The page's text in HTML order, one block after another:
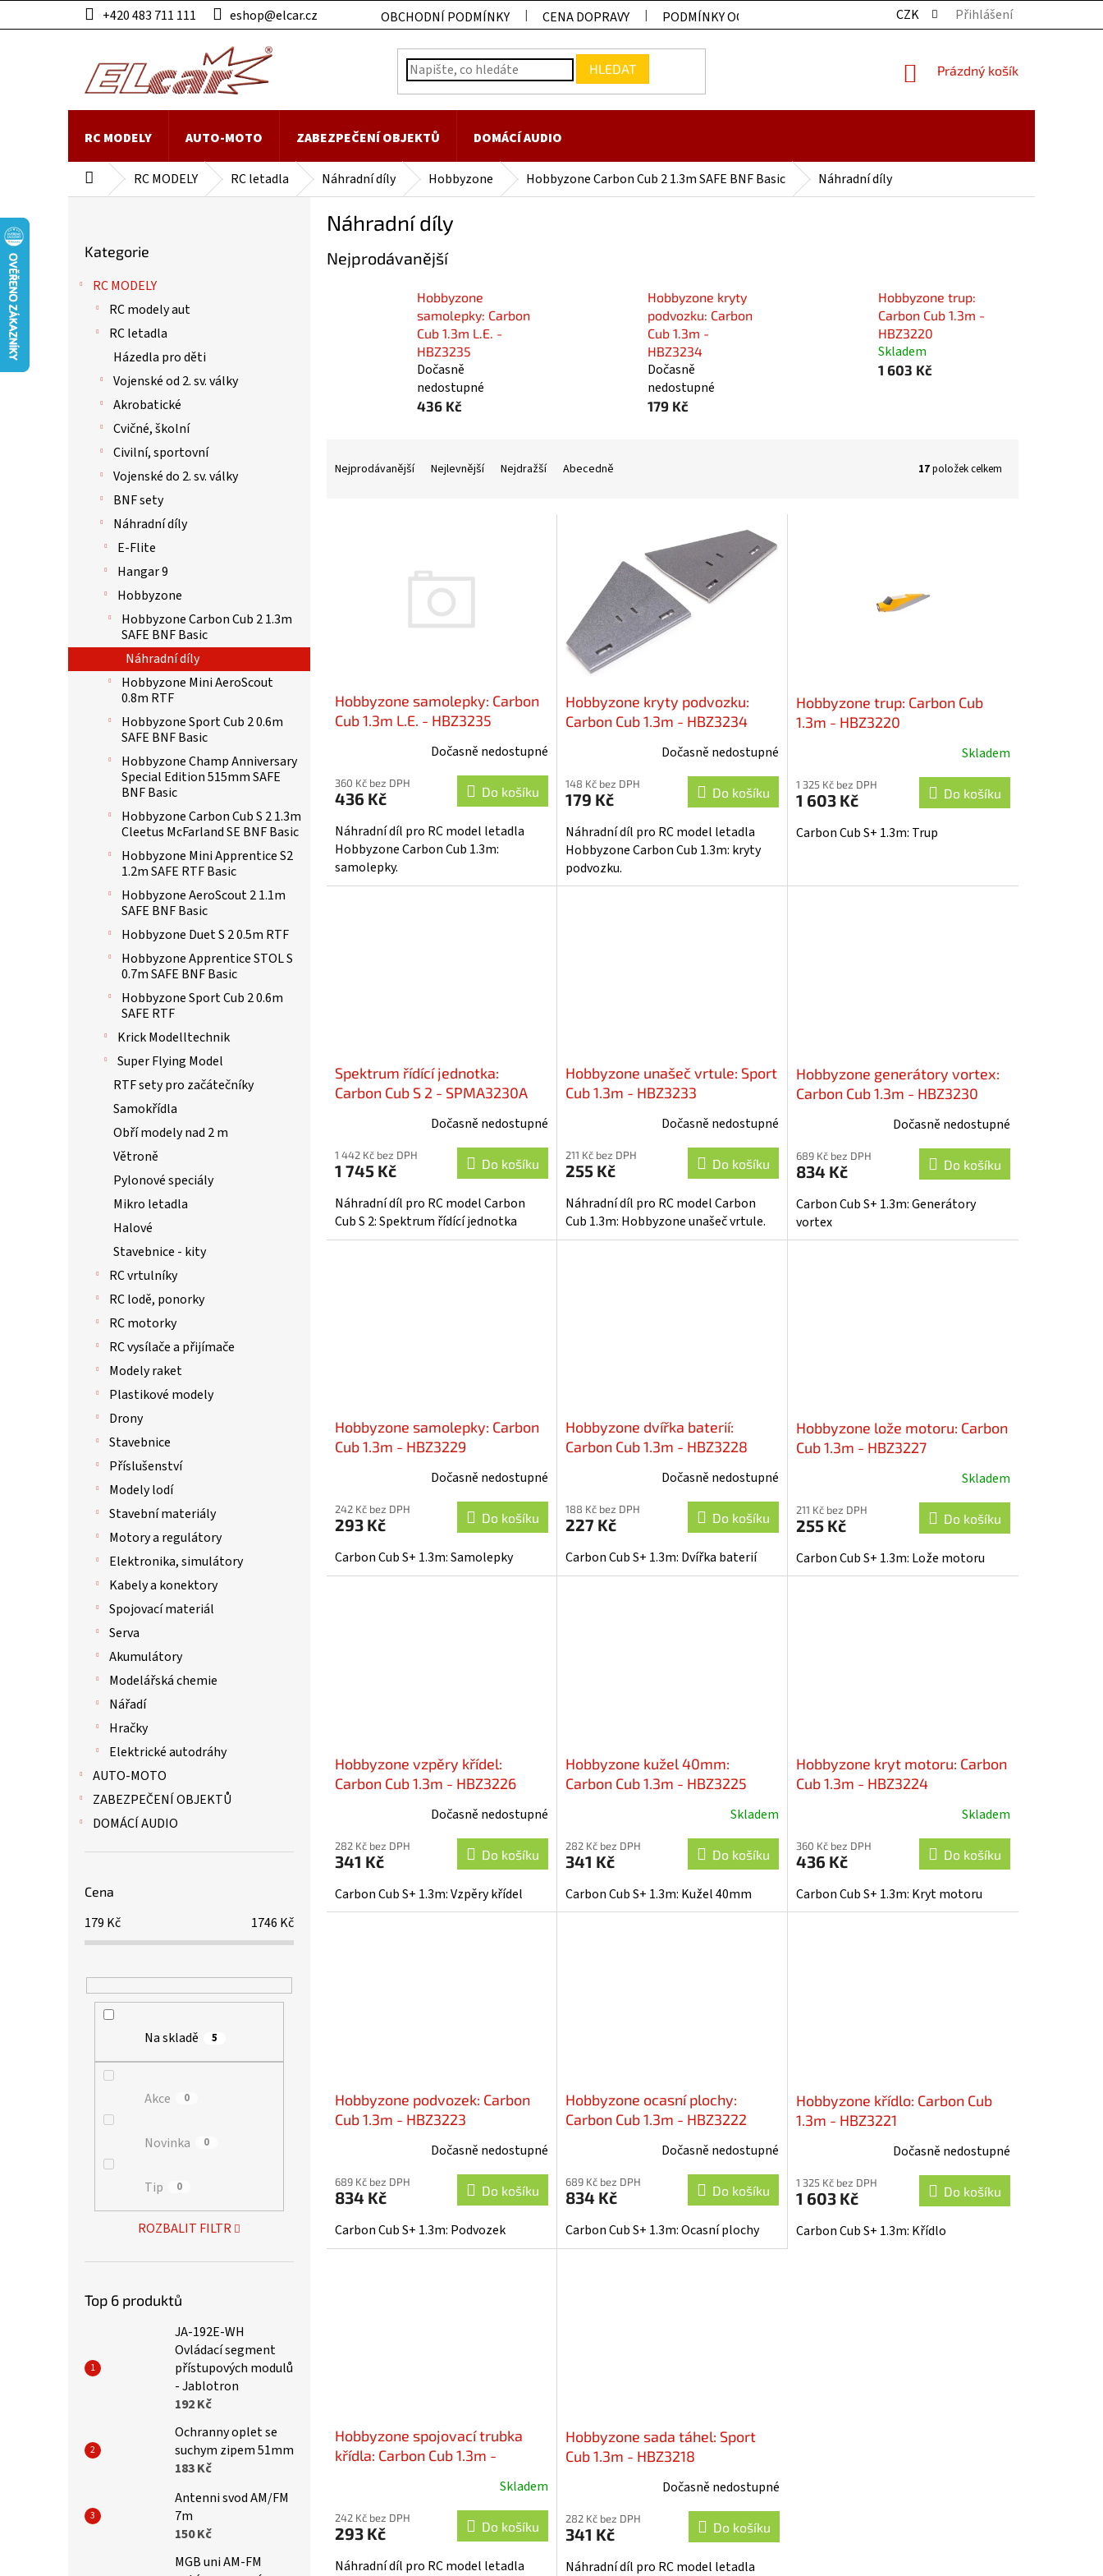
na
+420 483 711 111 eshop@elcar.cz OBCHODNÍ PODMÍNKY CENA DOPRAVY PODMÍNKY OCHRANY OSOBNÍCH ÚDAJŮ KONTAKTY
CZK Přihlášení
HLEDAT
NÁKUPNÍ
Prázdný košík
RC MODELY AUTO-MOTO ZABEZPEČENÍ OBJEKTŮ DOMÁCÍ AUDIO
Domů RC MODELY RC letadla Náhradní díly Hobbyzone Hobbyzone Carbon Cub 2 1.3m SAFE BNF Basic Náhradní díly
kategorie
Kategorie
RC MODELY
RC modely aut
RC letadla
Házedla pro děti
Vojenské od 2. sv. války
Akrobatické
Cvičné, školní
Civilní, sportovní
Vojenské do 2. sv. války
BNF sety
Náhradní díly
E-Flite
Hangar 9
Hobbyzone
Hobbyzone Carbon Cub 2 1.3m
SAFE BNF Basic
Náhradní díly
Hobbyzone Mini AeroScout
0.8m RTF
Hobbyzone Sport Cub 2 0.6m
SAFE BNF Basic
Hobbyzone Champ Anniversary
Special Edition 515mm SAFE
BNF Basic
Hobbyzone Carbon Cub S 2 1.3m
Cleetus McFarland SE BNF Basic
Hobbyzone Mini Apprentice S2
1.2m SAFE RTF Basic
Hobbyzone AeroScout 2 1.1m
SAFE BNF Basic
Hobbyzone Duet S 2 0.5m RTF
Hobbyzone Apprentice STOL S
0.7m SAFE BNF Basic
Hobbyzone Sport Cub 2 0.6m
SAFE RTF
Krick Modelltechnik
Super Flying Model
RTF sety pro začátečníky
Samokřídla
Obří modely nad 2 m
Větroně
Pylonové speciály
Mikro letadla
Halové
Stavebnice - kity
RC vrtulníky
RC lodě, ponorky
RC motorky
RC vysílače a přijímače
Modely raket
Plastikové modely
Drony
Stavebnice
Příslušenství
Modely lodí
Stavební materiály
Motory a regulátory
Elektronika, simulátory
Kabely a konektory
Spojovací materiál
Serva
Akumulátory
Modelářská chemie
Nářadí
Hračky
Elektrické autodráhy
AUTO-MOTO
ZABEZPEČENÍ OBJEKTŮ
DOMÁCÍ AUDIO
Cena
179 Kč 1746 Kč
Na skladě 5
Akce 0
Novinka 0
Tip 0
ROZBALIT FILTR
Top 6 produktů
JA-192E-WH
Ovládací segment
přístupových modulů
- Jablotron
192 Kč
Ochranny oplet se
suchym zipem 51mm
183 Kč
Antenni svod AM/FM
7m
150 Kč
MGB uni AM-FM
Náhradní díly
Nejprodávanější
Hobbyzone
samolepky: Carbon
Cub 1.3m L.E. -
HBZ3235
Dočasně
nedostupné
436 Kč
Hobbyzone kryty
podvozku: Carbon
Cub 1.3m -
HBZ3234
Dočasně
nedostupné
179 Kč
Hobbyzone trup:
Carbon Cub 1.3m -
HBZ3220
Skladem
1 603 Kč
Nejprodávanější Nejlevnější Nejdražší Abecedně 17položek celkem
Hobbyzone samolepky: Carbon
Cub 1.3m L.E. - HBZ3235
Dočasně nedostupné
360 Kč bez DPH
436 Kč Do košíku
Náhradní díl pro RC model letadla
Hobbyzone Carbon Cub 1.3m:
samolepky.
Hobbyzone kryty podvozku:
Carbon Cub 1.3m - HBZ3234
Dočasně nedostupné
148 Kč bez DPH
179 Kč Do košíku
Náhradní díl pro RC model letadla
Hobbyzone Carbon Cub 1.3m: kryty
podvozku.
Hobbyzone trup: Carbon Cub
1.3m - HBZ3220
Skladem
1 325 Kč bez DPH
1 603 Kč Do košíku
Carbon Cub S+ 1.3m: Trup
Spektrum řídící jednotka:
Carbon Cub S 2 - SPMA3230A
Dočasně nedostupné
1 442 Kč bez DPH
1 745 Kč Do košíku
Náhradní díl pro RC model Carbon
Cub S 2: Spektrum řídící jednotka
Hobbyzone unašeč vrtule: Sport
Cub 1.3m - HBZ3233
Dočasně nedostupné
211 Kč bez DPH
255 Kč Do košíku
Náhradní díl pro RC model Carbon
Cub 1.3m: Hobbyzone unašeč vrtule.
Hobbyzone generátory vortex:
Carbon Cub 1.3m - HBZ3230
Dočasně nedostupné
689 Kč bez DPH
834 Kč Do košíku
Carbon Cub S+ 1.3m: Generátory
vortex
Hobbyzone samolepky: Carbon
Cub 1.3m - HBZ3229
Dočasně nedostupné
242 Kč bez DPH
293 Kč Do košíku
Carbon Cub S+ 1.3m: Samolepky
Hobbyzone dvířka baterií:
Carbon Cub 1.3m - HBZ3228
Dočasně nedostupné
188 Kč bez DPH
227 Kč Do košíku
Carbon Cub S+ 1.3m: Dvířka baterií
Hobbyzone lože motoru: Carbon
Cub 1.3m - HBZ3227
Skladem
211 Kč bez DPH
255 Kč Do košíku
Carbon Cub S+ 1.3m: Lože motoru
Hobbyzone vzpěry křídel:
Carbon Cub 1.3m - HBZ3226
Dočasně nedostupné
282 Kč bez DPH
341 Kč Do košíku
Carbon Cub S+ 1.3m: Vzpěry křídel
Hobbyzone kužel 40mm:
Carbon Cub 1.3m - HBZ3225
Skladem
282 Kč bez DPH
341 Kč Do košíku
Carbon Cub S+ 1.3m: Kužel 40mm
Hobbyzone kryt motoru: Carbon
Cub 1.3m - HBZ3224
Skladem
360 Kč bez DPH
436 Kč Do košíku
Carbon Cub S+ 1.3m: Kryt motoru
Hobbyzone podvozek: Carbon
Cub 1.3m - HBZ3223
Dočasně nedostupné
689 Kč bez DPH
834 Kč Do košíku
Carbon Cub S+ 1.3m: Podvozek
Hobbyzone ocasní plochy:
Carbon Cub 1.3m - HBZ3222
Dočasně nedostupné
689 Kč bez DPH
834 Kč Do košíku
Carbon Cub S+ 1.3m: Ocasní plochy
Hobbyzone křídlo: Carbon Cub
1.3m - HBZ3221
Dočasně nedostupné
1 325 Kč bez DPH
1 603 Kč Do košíku
Carbon Cub S+ 1.3m: Křídlo
Hobbyzone spojovací trubka
křídla: Carbon Cub 1.3m -
Skladem
242 Kč bez DPH
293 Kč Do košíku
Náhradní díl pro RC model letadla
Hobbyzone sada táhel: Sport
Cub 1.3m - HBZ3218
Dočasně nedostupné
282 Kč bez DPH
341 Kč Do košíku
Náhradní díl pro RC model letadla